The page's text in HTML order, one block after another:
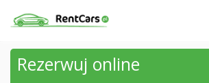
Rezerwuj online